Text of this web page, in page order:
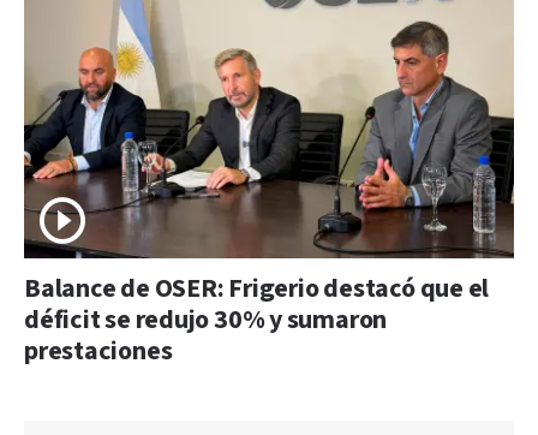
Balance de OSER: Frigerio destacó que el
déficit se redujo 30% y sumaron
prestaciones